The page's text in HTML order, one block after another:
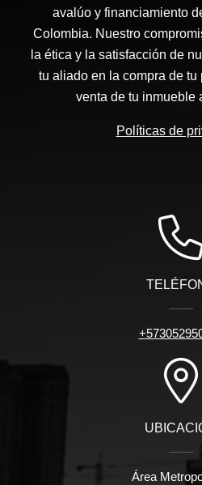
avalúo y financiamiento
Colombia. Nuestro
la ética y la satisfacción de
tu aliado en la compra de
venta de tu inmueble
Políticas de
Área